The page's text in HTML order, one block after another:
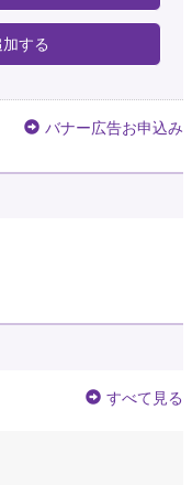
加する
バナー広告お申込み
すべて見る